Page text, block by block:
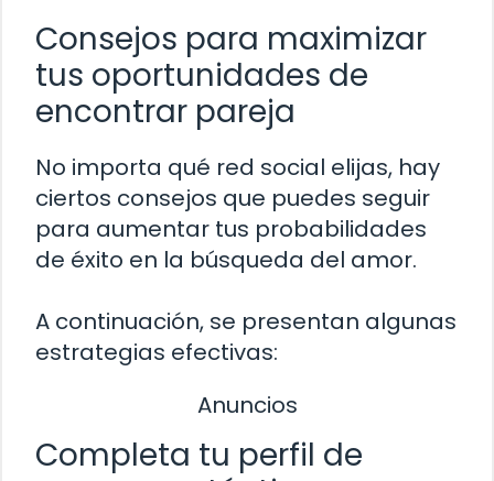
Consejos para maximizar
tus oportunidades de
encontrar pareja
No importa qué red social elijas, hay
ciertos consejos que puedes seguir
para aumentar tus probabilidades
de éxito en la búsqueda del amor.
A continuación, se presentan algunas
estrategias efectivas:
Anuncios
Completa tu perfil de